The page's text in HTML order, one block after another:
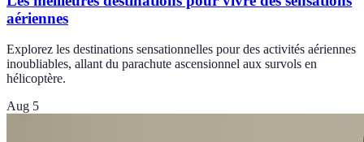
aériennes
Explorez les destinations sensationnelles pour des activités aériennes
inoubliables, allant du parachute ascensionnel aux survols en
hélicoptère.
Aug 5